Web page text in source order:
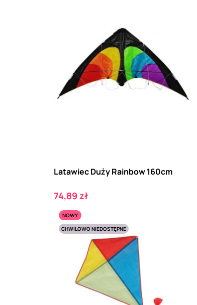
Latawiec Duży Rainbow 160cm
Cena
74,89 zł
NOWY
CHWILOWO NIEDOSTĘPNE